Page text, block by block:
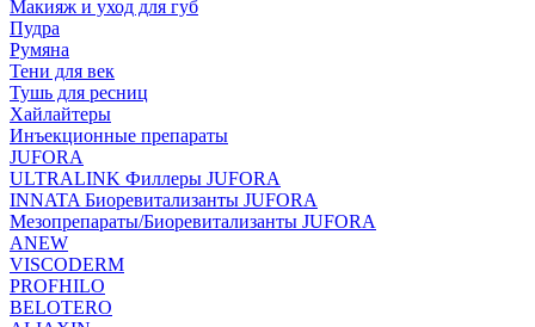
Макияж и уход для губ
Пудра
Румяна
Тени для век
Тушь для ресниц
Хайлайтеры
Инъекционные препараты
JUFORA
ULTRALINK Филлеры JUFORA
INNATA Биоревитализанты JUFORA
Мезопрепараты/Биоревитализанты JUFORA
ANEW
VISCODERM
PROFHILO
BELOTERO